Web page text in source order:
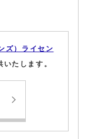
ズ）ライセン
いたします。